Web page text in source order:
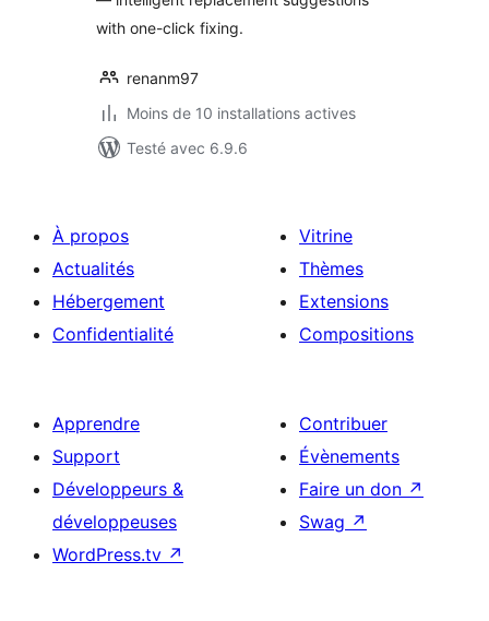
with one-click fixing.
renanm97
Moins de 10 installations actives
Testé avec 6.9.6
À propos
Actualités
Hébergement
Confidentialité
Vitrine
Thèmes
Extensions
Compositions
Apprendre
Support
Développeurs &
développeuses
WordPress.tv ↗
Contribuer
Évènements
Faire un don ↗
Swag ↗